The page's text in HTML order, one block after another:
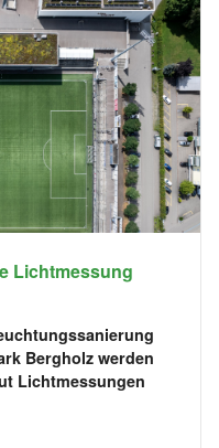
Lichtmessung
Bergholz werden
Lichtmessungen